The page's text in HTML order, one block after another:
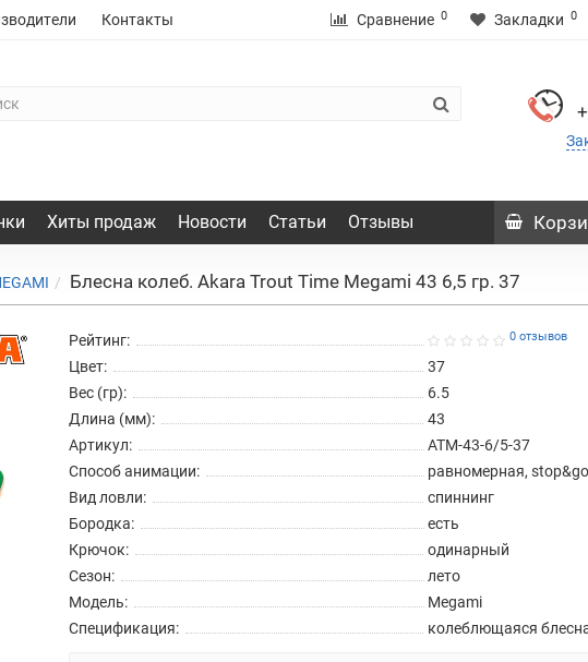
Контакты Сравнение 0 Закладки 0
Хиты продаж Новости Статьи Отзывы
Блесна колеб. Akara Trout Time Megami 43 6,5 гр. 37
Рейтинг: 0 отзывов
Цвет:
37
Вес (гр):
6.5
Длина (мм):
43
Артикул:
ATM-43-6/5-37
Способ анимации:
равномерная, stop&go
Вид ловли:
спиннинг
Бородка:
есть
Крючок:
одинарный
Сезон:
лето
Модель:
Megami
Спецификация:
колеблющаяся